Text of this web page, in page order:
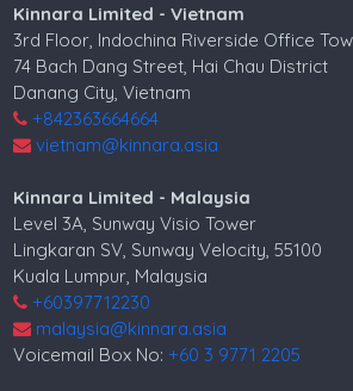
Kinnara Limited - Vietnam
3rd Floor, Indochina Riverside Office
74 Bach Dang Street, Hai Chau District
Danang City, Vietnam
+842363664664
vietnam@kinnara.asia
Kinnara Limited - Malaysia
Level 3A, Sunway Visio Tower
Lingkaran SV, Sunway Velocity, 55100
Kuala Lumpur, Malaysia
+60397712230
malaysia@kinnara.asia
Voicemail Box No:+60 3 9771 2205